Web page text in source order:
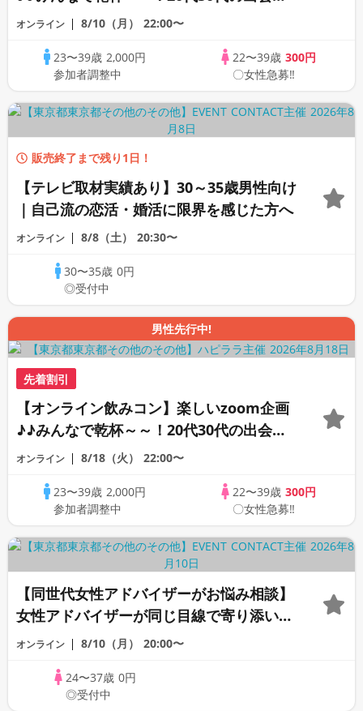
応援♪♪リモートパーティー♪♪友達作りか
う♪☆全国の方が対象☆司会進行あり♪♪♪
オンライン 8/10（月） 22:00〜
23〜39歳 2,000円
参加者調整中
22〜39歳 300円
〇女性急募‼
販売終了まで残り1日！
【テレビ取材実績あり】30～35歳男性向け
｜自己流の恋活・婚活に限界を感じた方へ
オンライン 8/8（土） 20:30〜
30〜35歳0円
◎受付中
男性先行中!
先着割引
【オンライン飲みコン】楽しいzoom企画
♪♪みんなで乾杯～～！20代30代の出会い
応援♪♪リモートパーティー♪♪友達作りか
う♪☆全国の方が対象☆司会進行あり♪♪♪
オンライン 8/18（火） 22:00〜
23〜39歳 2,000円
参加者調整中
22〜39歳 300円
〇女性急募‼
【同世代女性アドバイザーがお悩み相談】
女性アドバイザーが同じ目線で寄り添いま
す！《女性のための恋愛相談室》
オンライン 8/10（月） 20:00〜
24〜37歳 0円
◎受付中